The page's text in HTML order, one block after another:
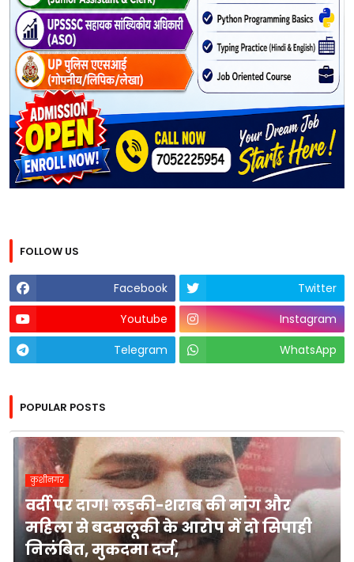
FOLLOW US
Facebook
Twitter
Youtube
Instagram
Telegram
WhatsApp
POPULAR POSTS
कुशीनगर
वर्दी पर दाग! लड़की-शराब की मांग और
महिला से बदसलूकी के आरोप में दो सिपाही
निलंबित, मुकदमा दर्ज,